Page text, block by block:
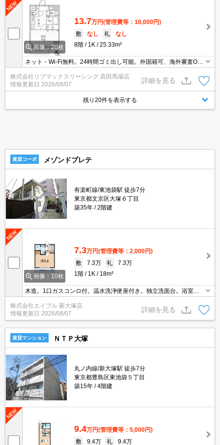
家主強制でない場合、消毒・抗菌代や安心サポート代など不要費用
は一切不要。
画像：20枚
13.7万円(管理費等：10,000円)
敷
なし 礼
なし
8階
1K 25.33m²
ネット・Wi-Fi無料。24時間ゴミ出し可能。外国籍可、海外審査O
K。初期費用クレジット支払可能。初期費用分割払い相談可能。他
社掲載物件もまとめてご紹介可能です。問合せ当日でもご対応可
能。土日祝日は混み合いますのでお早めにご予約ください。当店は
家主強制でない場合、消毒・抗菌代や安心サポート代など不要費用
株式会社リブマックスリーシング 高田馬場店
情報更新日 2026/08/07
詳細を見る
残り20件を表示する
賃貸コーポ メゾンドプレテ
有楽町線/東池袋駅 徒歩7分
東京都文京区大塚６丁目
築35年
2階建
画像：10枚
7.3万円(管理費等：2,000円)
敷
7.3万 礼
7.3万
1階
1K 18m²
木造。1口ガスコンロ付。温水洗浄便座付き。独立洗面台。浴室は
シャワーのみ。退去時の清掃費実費。ベランダに洗濯機置き場付
き。2020年9月内装リノベーション済。
株式会社エイブル 新大塚店
情報更新日 2026/08/07
詳細を見る
賃貸マンション ＮＴＰ大塚
丸ノ内線/新大塚駅 徒歩7分
東京都豊島区東池袋５丁目
築15年
4階建
9.4万円(管理費等：5,000円)
敷
9.4万 礼
9.4万